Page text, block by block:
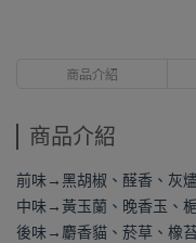
商品介紹
商品介紹
前味→黑胡椒、醛香、灰
中味→黃玉蘭、晚香玉、
後味→麝香貓、菸草、橡